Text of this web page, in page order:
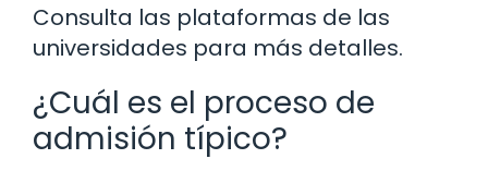
Consulta las plataformas de las
universidades para más detalles.
¿Cuál es el proceso de
admisión típico?